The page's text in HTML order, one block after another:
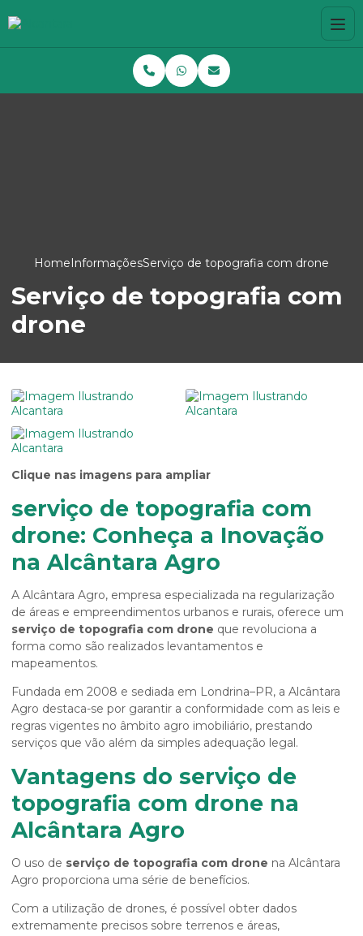
HomeInformaçõesServiço de topografia com drone
Serviço de topografia com
drone
Clique nas imagens para ampliar
serviço de topografia com
drone: Conheça a Inovação
na Alcântara Agro
A Alcântara Agro, empresa especializada na regularização
de áreas e empreendimentos urbanos e rurais, oferece um
serviço de topografia com drone que revoluciona a
forma como são realizados levantamentos e
mapeamentos.
Fundada em 2008 e sediada em Londrina–PR, a Alcântara
Agro destaca-se por garantir a conformidade com as leis e
regras vigentes no âmbito agro imobiliário, prestando
serviços que vão além da simples adequação legal.
Vantagens do serviço de
topografia com drone na
Alcântara Agro
O uso de serviço de topografia com drone na Alcântara
Agro proporciona uma série de benefícios.
Com a utilização de drones, é possível obter dados
extremamente precisos sobre terrenos e áreas,